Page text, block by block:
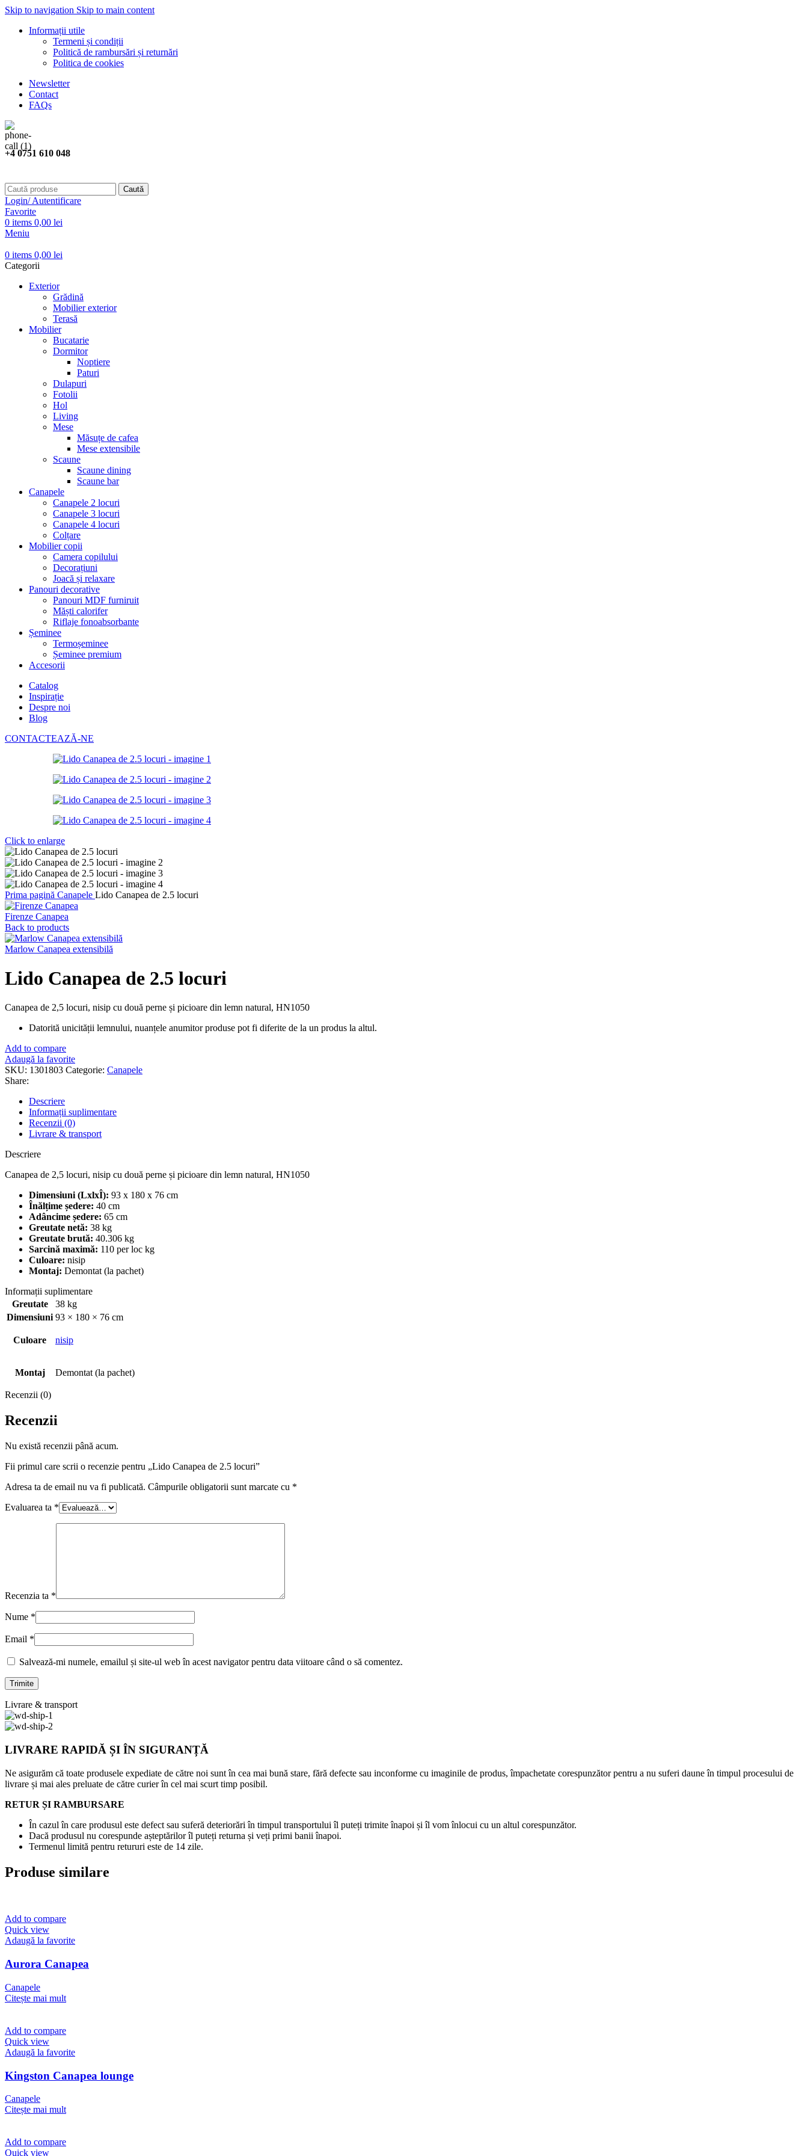
Skip to navigation Skip to main content
Informații utile
Termeni și condiții
Politică de rambursări și returnări
Politica de cookies
Newsletter
Contact
FAQs
+4 0751 610 048
Caută
Login/ Autentificare
Favorite
0 items 0,00 lei
Meniu
0 items 0,00 lei
Categorii
Exterior
Grădină
Mobilier exterior
Terasă
Mobilier
Bucatarie
Dormitor
Noptiere
Paturi
Dulapuri
Fotolii
Hol
Living
Mese
Măsuțe de cafea
Mese extensibile
Scaune
Scaune dining
Scaune bar
Canapele
Canapele 2 locuri
Canapele 3 locuri
Canapele 4 locuri
Colțare
Mobilier copii
Camera copilului
Decorațiuni
Joacă și relaxare
Panouri decorative
Panouri MDF furniruit
Măști calorifer
Riflaje fonoabsorbante
Șeminee
Termoșeminee
Șeminee premium
Accesorii
Catalog
Inspirație
Despre noi
Blog
CONTACTEAZĂ-NE
Click to enlarge
Prima pagină Canapele Lido Canapea de 2.5 locuri
Firenze Canapea
Back to products
Marlow Canapea extensibilă
Lido Canapea de 2.5 locuri
Canapea de 2,5 locuri, nisip cu două perne și picioare din lemn natural, HN1050
Datorită unicității lemnului, nuanțele anumitor produse pot fi diferite de la un produs la altul.
Add to compare
Adaugă la favorite
SKU: 1301803 Categorie: Canapele
Share:
Descriere
Informații suplimentare
Recenzii (0)
Livrare & transport
Descriere
Canapea de 2,5 locuri, nisip cu două perne și picioare din lemn natural, HN1050
Dimensiuni (LxlxÎ): 93 x 180 x 76 cm
Înălțime ședere: 40 cm
Adâncime ședere: 65 cm
Greutate netă: 38 kg
Greutate brută: 40.306 kg
Sarcină maximă: 110 per loc kg
Culoare: nisip
Montaj: Demontat (la pachet)
Informații suplimentare
Greutate
38 kg
Dimensiuni 93 × 180 × 76 cm
Culoare nisip
Montaj Demontat (la pachet)
Recenzii (0)
Recenzii
Nu există recenzii până acum.
Fii primul care scrii o recenzie pentru „Lido Canapea de 2.5 locuri”
Adresa ta de email nu va fi publicată. Câmpurile obligatorii sunt marcate cu *
Evaluarea ta *
Recenzia ta *
Nume *
Email *
Salvează-mi numele, emailul și site-ul web în acest navigator pentru data viitoare când o să comentez.
Livrare & transport
LIVRARE RAPIDĂ ȘI ÎN SIGURANȚĂ
Ne asigurăm că toate produsele expediate de către noi sunt în cea mai bună stare, fără defecte sau inconforme cu imaginile de produs, împachetate corespunzător pentru a nu suferi daune în timpul procesului de
livrare și mai ales preluate de către curier în cel mai scurt timp posibil.
RETUR ȘI RAMBURSARE
În cazul în care produsul este defect sau suferă deteriorări în timpul transportului îl puteți trimite înapoi și îl vom înlocui cu un altul corespunzător.
Dacă produsul nu corespunde așteptărilor îl puteți returna și veți primi banii înapoi.
Termenul limită pentru retururi este de 14 zile.
Produse similare
Add to compare
Quick view
Adaugă la favorite
Aurora Canapea
Canapele
Citește mai mult
Add to compare
Quick view
Adaugă la favorite
Kingston Canapea lounge
Canapele
Citește mai mult
Add to compare
Quick view